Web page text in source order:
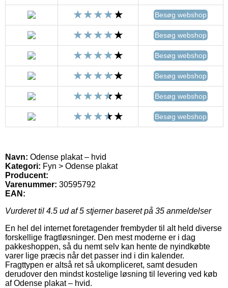
Besøg webshop
Besøg webshop
Besøg webshop
Besøg webshop
Besøg webshop
Besøg webshop
Navn: Odense plakat – hvid
Kategori: Fyn > Odense plakat
Producent:
Varenummer: 30595792
EAN:
Vurderet til 4.5 ud af 5 stjerner baseret på 35 anmeldelser
En hel del internet foretagender frembyder til alt held diverse
forskellige fragtløsninger. Den mest moderne er i dag
pakkeshoppen, så du nemt selv kan hente de nyindkøbte
varer lige præcis når det passer ind i din kalender.
Fragttypen er altså ret så ukompliceret, samt desuden
derudover den mindst kostelige løsning til levering ved køb
af Odense plakat – hvid.